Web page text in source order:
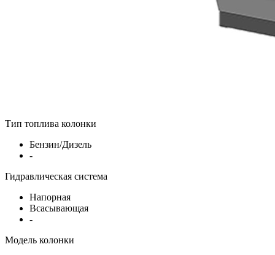
Тип топлива колонки
Бензин/Дизель
-
Гидравлическая система
Напорная
Всасывающая
-
Модель колонки